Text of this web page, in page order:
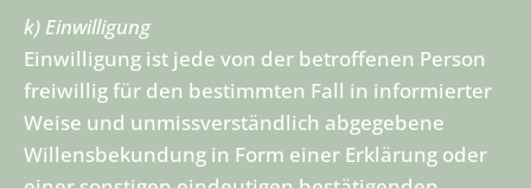
k) Einwilligung
Einwilligung ist jede von der betroffenen Person
freiwillig für den bestimmten Fall in informierter
Weise und unmissverständlich abgegebene
Willensbekundung in Form einer Erklärung oder